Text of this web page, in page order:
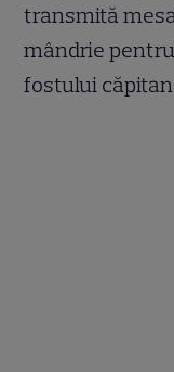
transmită
mândrie
fostului